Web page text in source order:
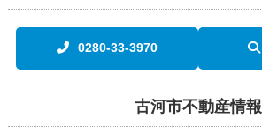
0280-33-3970
古河市不動産情報